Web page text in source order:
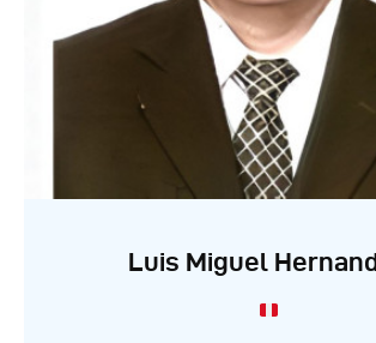
Luis Miguel